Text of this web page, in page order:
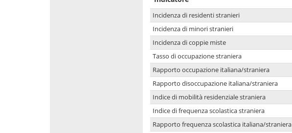
Incidenza di residenti stranieri
Incidenza di minori stranieri
Incidenza di coppie miste
Tasso di occupazione straniera
Rapporto occupazione italiana/straniera
Rapporto disoccupazione italiana/straniera
Indice di mobilità residenziale straniera
Indice di frequenza scolastica straniera
Rapporto frequenza scolastica italiana/straniera